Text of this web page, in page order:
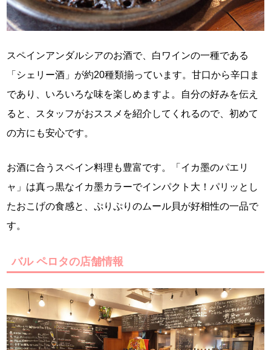
スペインアンダルシアのお酒で、白ワインの一種である
「シェリー酒」が約20種類揃っています。甘口から辛口ま
であり、いろいろな味を楽しめますよ。自分の好みを伝え
ると、スタッフがおススメを紹介してくれるので、初めて
の方にも安心です。
お酒に合うスペイン料理も豊富です。「イカ墨のパエリ
ャ」は真っ黒なイカ墨カラーでインパクト大！パリッとし
たおこげの食感と、ぷりぷりのムール貝が好相性の一品で
す。
バル ペロタの店舗情報